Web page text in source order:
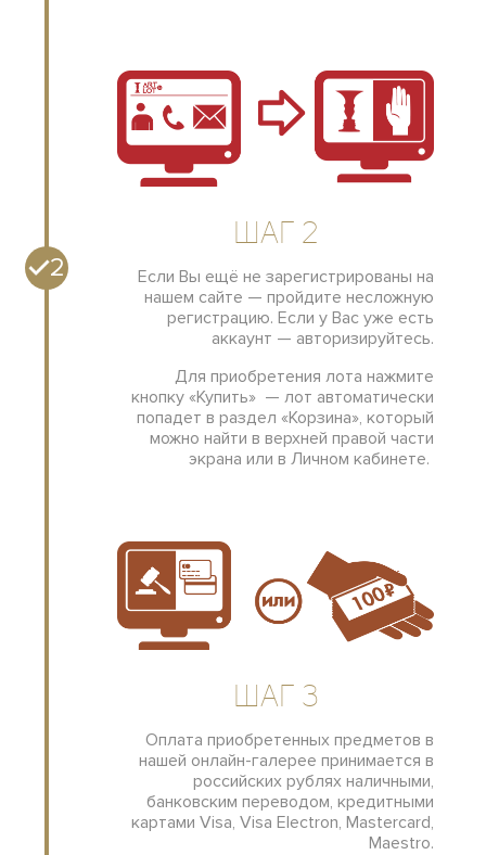
2
Шаг 2
Если Вы ещё не зарегистрированы на
нашем сайте — пройдите несложную
регистрацию. Если у Вас уже есть
аккаунт — авторизируйтесь.
Для приобретения лота нажмите
кнопку «Купить» — лот автоматически
попадет в раздел «Корзина», который
можно найти в верхней правой части
экрана или в Личном кабинете.
Шаг 3
Оплата приобретенных предметов в
нашей онлайн-галерее принимается в
российских рублях наличными,
банковским переводом, кредитными
картами Visa, Visa Electron, Mastercard,
Maestro.